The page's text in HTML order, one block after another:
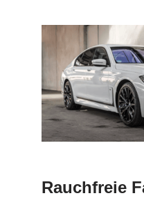
Rauchfreie